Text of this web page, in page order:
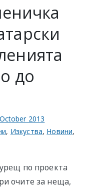
до
2013
, Изкуства, Новини,
по проекта
очите за неща,